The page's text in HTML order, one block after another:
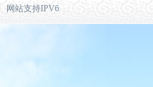
网站支持IPV6